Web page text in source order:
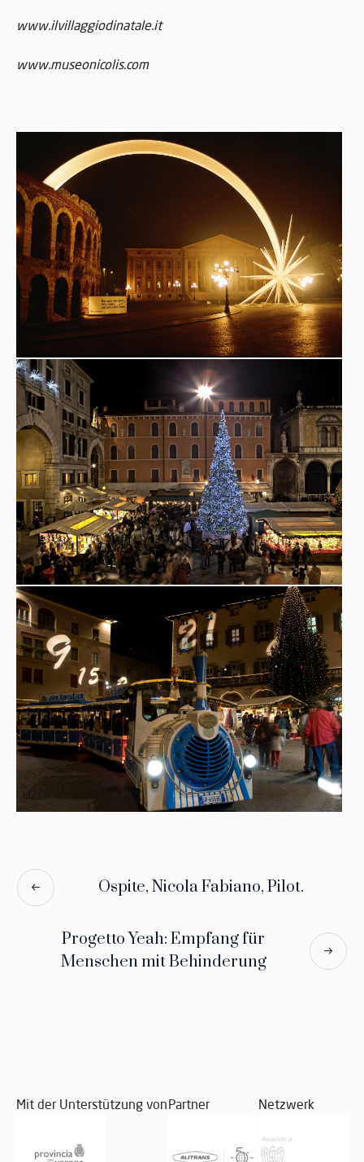
www.ilvillaggiodinatale.it
www.museonicolis.com
Ospite, Nicola Fabiano, Pilot.
Progetto Yeah: Empfang für
Menschen mit Behinderung
Mit der Unterstützung vonPartner Netzwerk